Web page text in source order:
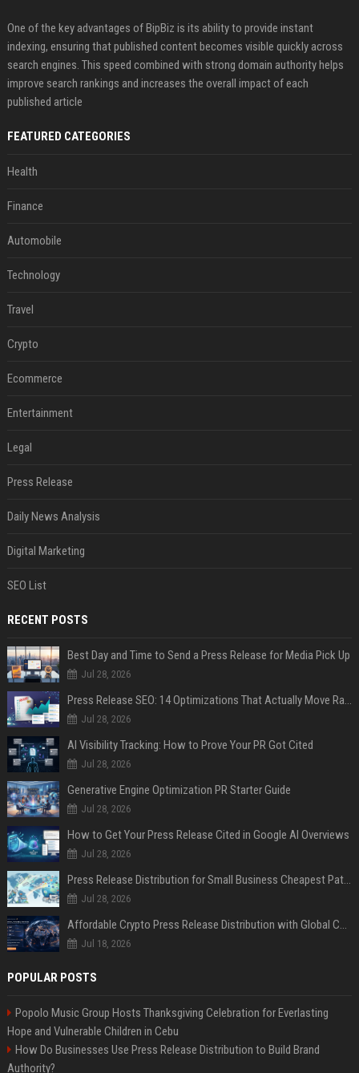
One of the key advantages of BipBiz is its ability to provide instant
indexing, ensuring that published content becomes visible quickly across
search engines. This speed combined with strong domain authority helps
improve search rankings and increases the overall impact of each
published article
FEATURED CATEGORIES
Health
Finance
Automobile
Technology
Travel
Crypto
Ecommerce
Entertainment
Legal
Press Release
Daily News Analysis
Digital Marketing
SEO List
RECENT POSTS
Best Day and Time to Send a Press Release for Media Pick Up
Jul 28, 2026
Press Release SEO: 14 Optimizations That Actually Move Rankings
Jul 28, 2026
AI Visibility Tracking: How to Prove Your PR Got Cited
Jul 28, 2026
Generative Engine Optimization PR Starter Guide
Jul 28, 2026
How to Get Your Press Release Cited in Google AI Overviews
Jul 28, 2026
Press Release Distribution for Small Business Cheapest Path to Real Coverage
Jul 28, 2026
Affordable Crypto Press Release Distribution with Global Coverage
Jul 18, 2026
POPULAR POSTS
Popolo Music Group Hosts Thanksgiving Celebration for Everlasting
Hope and Vulnerable Children in Cebu
How Do Businesses Use Press Release Distribution to Build Brand
Authority?